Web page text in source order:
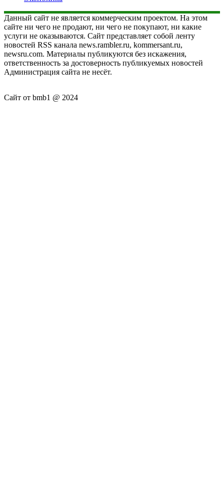
Данный сайт не является коммерческим проектом. На этом
сайте ни чего не продают, ни чего не покупают, ни какие
услуги не оказываются. Сайт представляет собой ленту
новостей RSS канала news.rambler.ru, kommersant.ru,
newsru.com. Материалы публикуются без искажения,
ответственность за достоверность публикуемых новостей
Администрация сайта не несёт.
Сайт от bmb1 @ 2024